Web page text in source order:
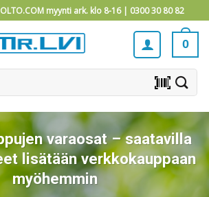
myynti ark. klo 8-16 | 0300 30 80 82
0
barcode_scanner
varaosat – saatavilla
lisätään verkkokauppaan
myöhemmin